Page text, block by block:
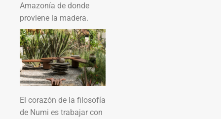
Amazonía de donde
proviene la madera.
El corazón de la filosofía
de Numi es trabajar con